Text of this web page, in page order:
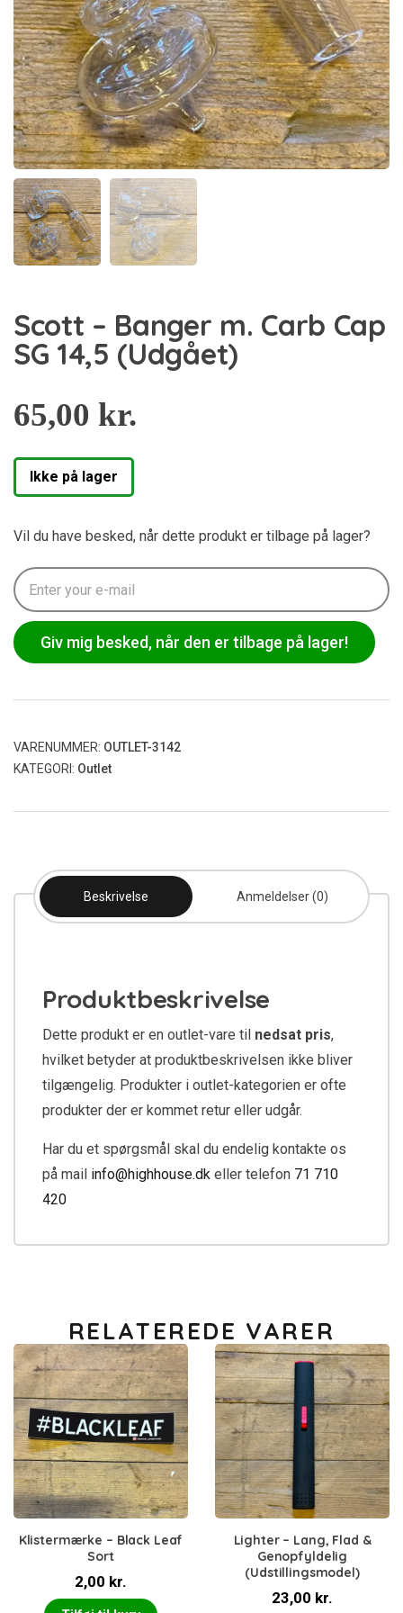
Scott – Banger m. Carb Cap
SG 14,5 (Udgået)
65,00 kr.
Ikke på lager
Vil du have besked, når dette produkt er tilbage på lager?
Giv mig besked, når den er tilbage på lager!
VARENUMMER: OUTLET-3142
KATEGORI: Outlet
Beskrivelse Anmeldelser (0)
Produktbeskrivelse
Dette produkt er en outlet-vare til nedsat pris,
hvilket betyder at produktbeskrivelsen ikke bliver
tilgængelig. Produkter i outlet-kategorien er ofte
produkter der er kommet retur eller udgår.
Har du et spørgsmål skal du endelig kontakte os
på mail info@highhouse.dk eller telefon 71 710
420
RELATEREDE VARER
Klistermærke – Black Leaf
Sort
2,00 kr.
Lighter – Lang, Flad &
Genopfyldelig
(Udstillingsmodel)
23,00 kr.